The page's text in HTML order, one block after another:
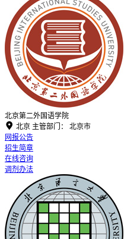
北京第二外国语学院
 北京 主管部门：
北京市
网报公告
招生简章
在线咨询
调剂办法